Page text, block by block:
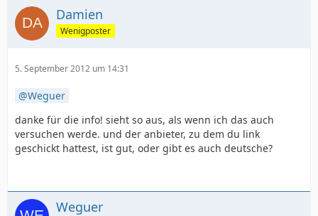
Damien
Wenigposter
5. September 2012 um 14:31
Weguer
danke für die info! sieht so aus, als wenn ich das auch
versuchen werde. und der anbieter, zu dem du link
geschickt hattest, ist gut, oder gibt es auch deutsche?
Weguer